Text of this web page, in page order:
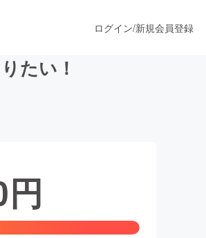
ョン
ログイン/新規会員登録
たい！
円